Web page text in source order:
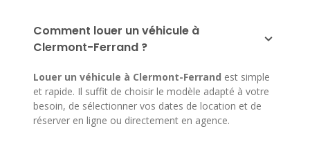
Comment louer un véhicule à
Clermont-Ferrand ?
Louer un véhicule à Clermont-Ferrand est simple
et rapide. Il suffit de choisir le modèle adapté à votre
besoin, de sélectionner vos dates de location et de
réserver en ligne ou directement en agence.